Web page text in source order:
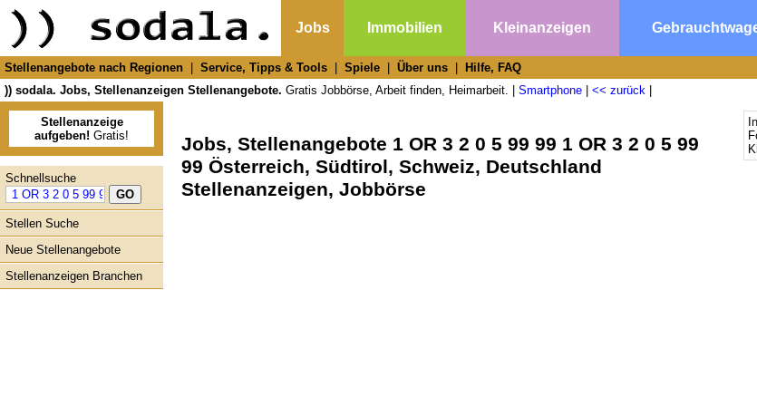
Jobs Immobilien Kleinanzeigen
Stellenangebote nach Regionen Service, Tipps & Tools Spiele Über uns
Hilfe, FAQ
)) sodala. Jobs, Stellenanzeigen Stellenangebote. Gratis Jobbörse, Arbeit finden, Heimarbeit. | Smartphone << zurück
Stellenanzeige
aufgeben! Gratis!
Schnellsuche
Stellen Suche
Neue Stellenangebote
Stellenanzeigen Branchen
Jobs, Stellenangebote 1 OR 3 2 0 5 99 99 1 OR 3 2 0 5 99
99 Österreich, Südtirol, Schweiz, Deutschland
Stellenanzeigen, Jobbörse